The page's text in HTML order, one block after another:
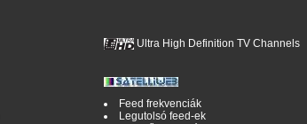
Ultra High Definition TV Channels
Feed frekvenciák
Legutolsó feed-ek